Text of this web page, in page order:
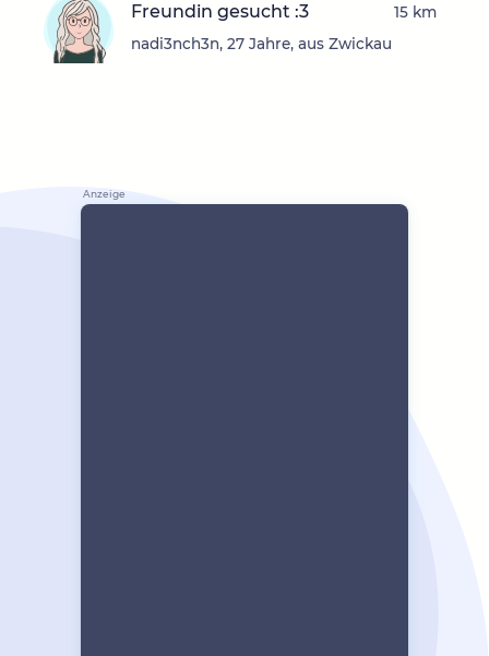
Freundin gesucht :3
nadi3nch3n, 27 Jahre, aus Zwickau
15 km